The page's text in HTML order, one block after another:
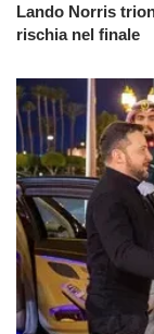
Lando Norris
rischia nel finale